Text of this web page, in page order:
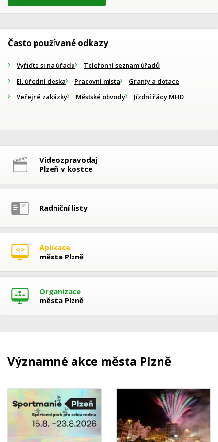
Často používané odkazy
Vyřiďte si na úřadu
Telefonní seznam úřadů
El. úřední deska
Pracovní místa
Granty a dotace
Veřejné zakázky
Městské obvody Jízdní řády MHD
Videozpravodaj
Plzeň v kostce
Radniční listy
Aplikace
města Plzně
Organizace
města Plzně
Významné akce města Plzně